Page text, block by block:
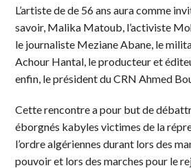
L’artiste de de 56 ans aura comme
savoir, Malika Matoub, l’activiste
le journaliste Meziane Abane, le
Achour Hantal, le producteur et
enfin, le président du CRN Ahmed
Cette rencontre a pour but de
éborgnés kabyles victimes de la
l’ordre algériennes durant lors des
pouvoir et lors des marches pour le